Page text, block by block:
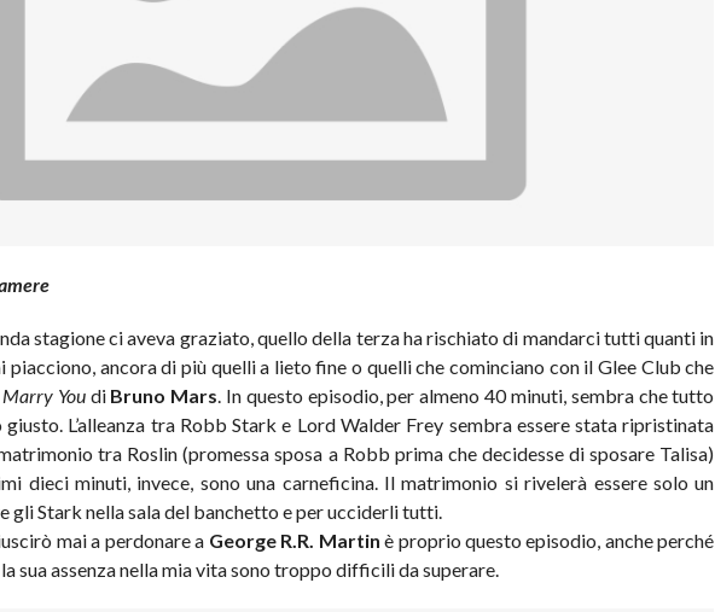
stagione ci aveva graziato, quello della terza ha rischiato di mandarci tutti quanti in
piacciono, ancora di più quelli a lieto fine o quelli che cominciano con il Glee Club che
Marry Youdi Bruno Mars. In questo episodio, per almeno 40 minuti, sembra che tutto
L’alleanza tra Robb Stark e Lord Walder Frey sembra essere stata ripristinata
tra Roslin (promessa sposa a Robb prima che decidesse di sposare Talisa)
dieci minuti, invece, sono una carneficina. Il matrimonio si rivelerà essere solo un
gli Stark nella sala del banchetto e per ucciderli tutti.
mai a perdonare a George R.R. Martin è proprio questo episodio, anche perché
sua assenza nella mia vita sono troppo difficili da superare.